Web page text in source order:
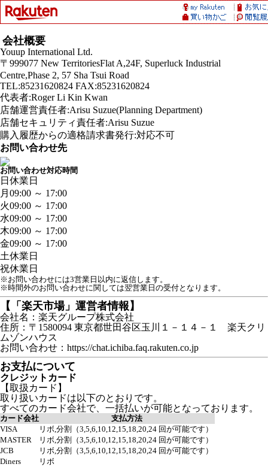
会社概要
Youup International Ltd.
〒999077 New TerritoriesFlat A,24F, Superluck Industrial
Centre,Phase 2, 57 Sha Tsui Road
TEL:85231620824 FAX:85231620824
代表者:Roger Li Kin Kwan
店舗運営責任者:Arisu Suzue(Planning Department)
店舗セキュリティ責任者:Arisu Suzue
購入履歴からの適格請求書発行:対応不可
お問い合わせ先
お問い合わせ対応時間
日 休業日
月 09:00 ～ 17:00
火09:00 ～ 17:00
水09:00 ～ 17:00
木09:00 ～ 17:00
金09:00 ～ 17:00
土休業日
祝休業日
※お問い合わせには3営業日以内に返信します。
※時間外のお問い合わせに関しては翌営業日の受付となります。
【「楽天市場」運営者情報】
会社名：楽天グループ株式会社
住所：〒1580094 東京都世田谷区玉川１－１４－１ 楽天クリ
ムゾンハウス
お問い合わせ：https://chat.ichiba.faq.rakuten.co.jp
お支払について
クレジットカード
【取扱カード】
取り扱いカードは以下のとおりです。
すべてのカード会社で、一括払いが可能となっております。
カード会社
支払方法
VISA
リボ,分割（3,5,6,10,12,15,18,20,24 回が可能です）
MASTER
リボ,分割（3,5,6,10,12,15,18,20,24 回が可能です）
JCB
リボ,分割（3,5,6,10,12,15,18,20,24 回が可能です）
Diners
リボ